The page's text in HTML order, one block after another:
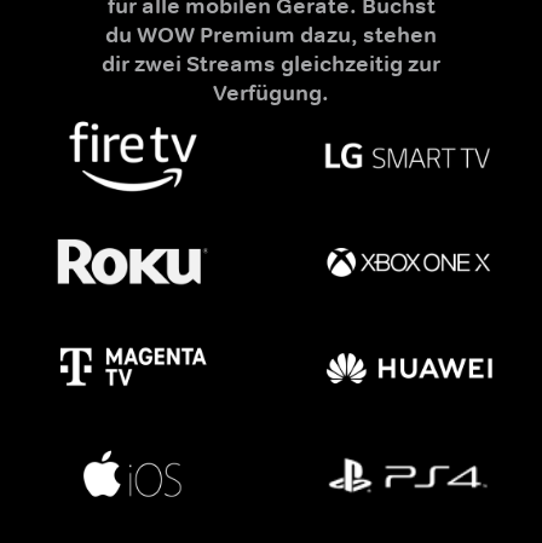
du WOW Premium dazu, stehen
dir zwei Streams gleichzeitig zur
Verfügung.